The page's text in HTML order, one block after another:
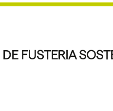
FUSTERIA